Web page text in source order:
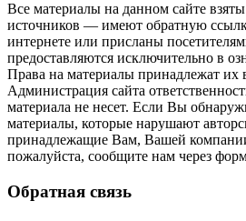
Все материалы на данном сайте
источников — имеют обратную
интернете или присланы
предоставляются исключительно в
Права на материалы принадлежат их
Администрация сайта
материала не несет. Если Вы
материалы, которые нарушают
принадлежащие Вам, Вашей
пожалуйста, сообщите нам через
Обратная связь